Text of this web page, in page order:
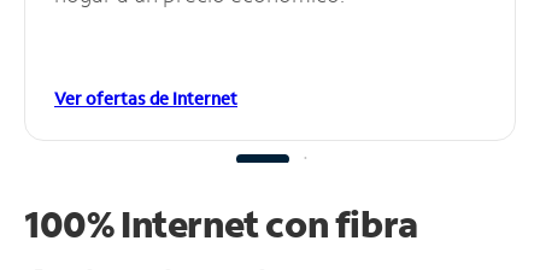
Ver ofertas de Internet
100% Internet con fibra